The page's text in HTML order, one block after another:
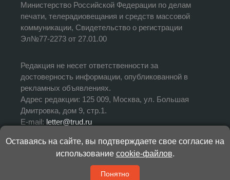
Министерство Российской Федерации по делам
печати, телерадиовещания и средств массовой
коммуникации, Свидетельство о регистрации
Эл№77-2273 от 27.01.00
Редакция не несет ответственности за
достоверность информации, опубликованной в
рекламных объявлениях.
Адрес редакции: 125 009, Москва, ул. Большая
Дмитровка, дом 9, стр.1.
E-mail: letter@trud.ru
УЧРЕДИТЕЛЬ: АНО «Редакция газеты «Труд»
ИЗДАТЕЛЬ: АНО «Редакция газеты «Труд»
ГЛАВНЫЙ РЕДАКТОР: Валерий Симонов
Оставаясь на сайте, вы подтверждаете свое согласие на
использование cookie-файлов.
Понятно